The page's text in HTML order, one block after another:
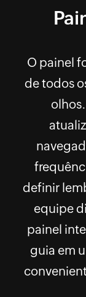
O painel
de todos
definir
equipe
painel
guia em